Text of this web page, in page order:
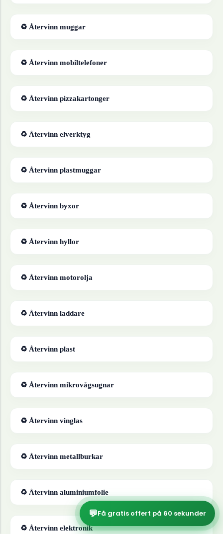
♻ Återvinn muggar
♻ Återvinn mobiltelefoner
♻ Återvinn pizzakartonger
♻ Återvinn elverktyg
♻ Återvinn plastmuggar
♻ Återvinn byxor
♻ Återvinn hyllor
♻ Återvinn motorolja
♻ Återvinn laddare
♻ Återvinn plast
♻ Återvinn mikrovågsugnar
♻ Återvinn vinglas
♻ Återvinn metallburkar
♻ Återvinn aluminiumfolie
♻ Återvinn elektronik
💬Få gratis offert på 60 sekunder